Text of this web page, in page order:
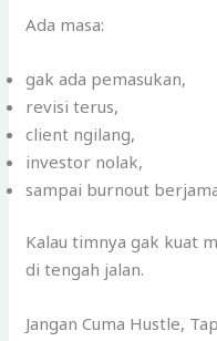
Ada masa:
gak ada pemasukan,
revisi terus,
client ngilang,
investor nolak,
sampai burnout
Kalau timnya gak kuat
di tengah jalan.
Jangan Cuma Hustle,